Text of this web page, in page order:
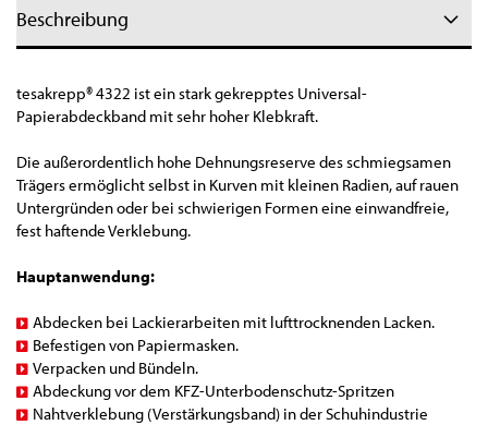
Beschreibung
tesakrepp®4322 ist ein stark gekrepptes Universal-
Papierabdeckband mit sehr hoher Klebkraft.
Die außerordentlich hohe Dehnungsreserve des schmiegsamen
Trägers ermöglicht selbst in Kurven mit kleinen Radien, auf rauen
Untergründen oder bei schwierigen Formen eine einwandfreie,
fest haftende Verklebung.
Hauptanwendung:
Abdecken bei Lackierarbeiten mit lufttrocknenden Lacken.
Befestigen von Papiermasken.
Verpacken und Bündeln.
Abdeckung vor dem KFZ-Unterbodenschutz-Spritzen
Nahtverklebung (Verstärkungsband) in der Schuhindustrie